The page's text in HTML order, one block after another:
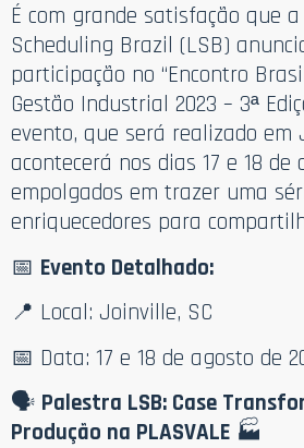
É com grande satisfação que
Scheduling Brazil (LSB)
participação no “Encontro
Gestão Industrial 2023 – 3ª
evento, que será realizado em
acontecerá nos dias 17 e 18 de
empolgados em trazer uma
enriquecedores para
📅 Evento Detalhado:
📍 Local: Joinville, SC
📅 Data: 17 e 18 de agosto de
🗣️ Palestra LSB: Case
Produção na PLASVALE 🏭